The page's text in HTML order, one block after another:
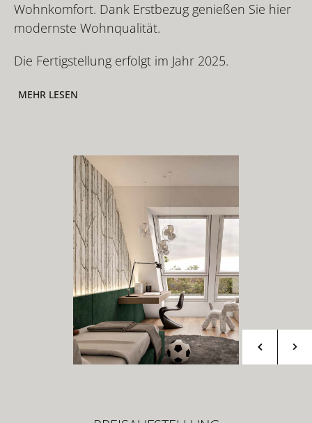
Wohnkomfort. Dank Erstbezug genießen Sie hier
modernste Wohnqualität.
Die Fertigstellung erfolgt im Jahr 2025.
MEHR LESEN